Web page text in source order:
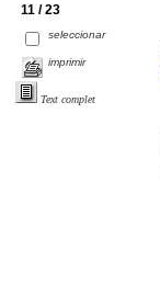
11 / 23
seleccionar
imprimir
Text complet